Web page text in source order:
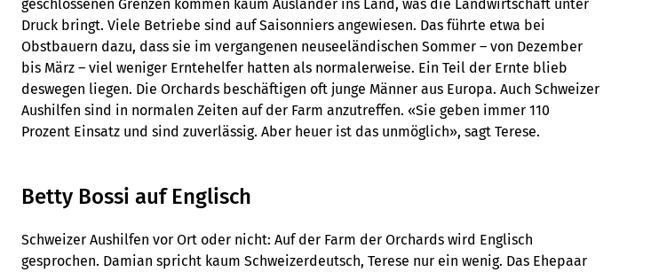
geschlossenen Grenzen kommen kaum Ausländer ins Land, was die Landwirtschaft unter
Druck bringt. Viele Betriebe sind auf Saisonniers angewiesen. Das führte etwa bei
Obstbauern dazu, dass sie im vergangenen neuseeländischen Sommer – von Dezember
bis März – viel weniger Erntehelfer hatten als normalerweise. Ein Teil der Ernte blieb
deswegen liegen. Die Orchards beschäftigen oft junge Männer aus Europa. Auch Schweizer
Aushilfen sind in normalen Zeiten auf der Farm anzutreffen. «Sie geben immer 110
Prozent Einsatz und sind zuverlässig. Aber heuer ist das unmöglich», sagt Terese.
Betty Bossi auf Englisch
Schweizer Aushilfen vor Ort oder nicht: Auf der Farm der Orchards wird Englisch
gesprochen. Damian spricht kaum Schweizerdeutsch, Terese nur ein wenig. Das Ehepaar